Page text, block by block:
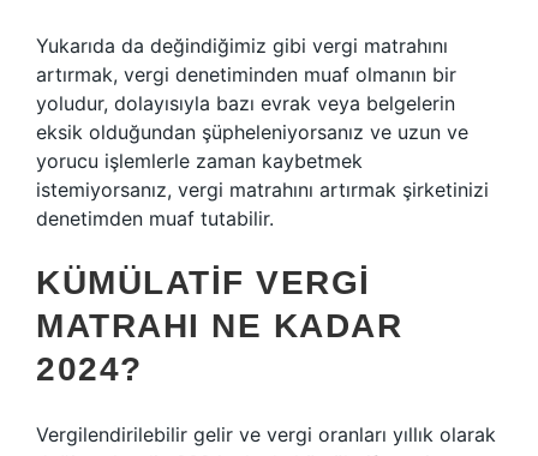
Yukarıda da değindiğimiz gibi vergi matrahını
artırmak, vergi denetiminden muaf olmanın bir
yoludur, dolayısıyla bazı evrak veya belgelerin
eksik olduğundan şüpheleniyorsanız ve uzun ve
yorucu işlemlerle zaman kaybetmek
istemiyorsanız, vergi matrahını artırmak şirketinizi
denetimden muaf tutabilir.
KÜMÜLATIF VERGI
MATRAHI NE KADAR
2024?
Vergilendirilebilir gelir ve vergi oranları yıllık olarak